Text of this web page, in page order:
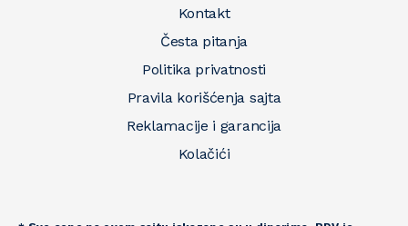
Kontakt
Česta pitanja
Politika privatnosti
Pravila korišćenja sajta
Reklamacije i garancija
Kolačići